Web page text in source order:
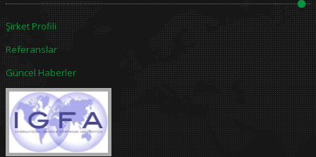
Şirket Profili
Referanslar
Güncel Haberler